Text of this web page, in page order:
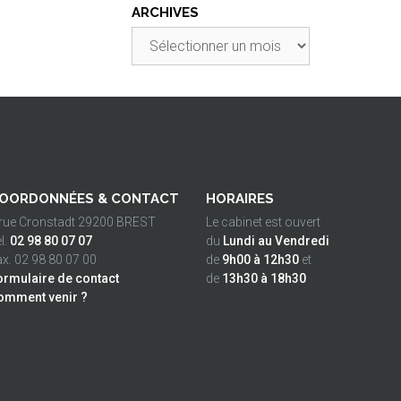
ARCHIVES
& CONTACT
Cronstadt 29200 BREST
02 98 80 07 07
02 98 80 07 00
de contact
venir ?
HORAIRES
Le cabinet est ouvert
du Lundi au Vendredi
de 9h00 à 12h30et
de 13h30 à 18h30